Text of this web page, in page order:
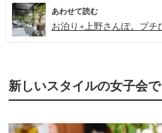
あわせて読む
お泊り+上野さんぽ。プチ
新しいスタイルの女子会